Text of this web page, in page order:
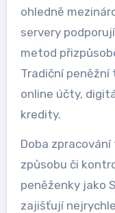
ohledně
servery
metod
Tradiční
online účty,
kredity.
Doba
způsobu či
peněženky jako
zajišťují